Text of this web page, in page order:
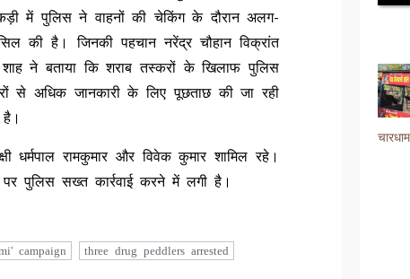
में पुलिस ने वाहनों की चेकिंग के दौरान अलग-
की है। जिनकी पहचान नरेंद्र चौहान विक्रांत
ने बताया कि शराब तस्करों के खिलाफ पुलिस
से अधिक जानकारी के लिए पूछताछ की जा रही
रामकुमार और विवेक कुमार शामिल रहे।
पर पुलिस सख्त कार्रवाई करने में लगी है।
campaign three drug peddlers arrested